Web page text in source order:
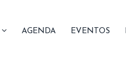
AGENDA EVENTOS